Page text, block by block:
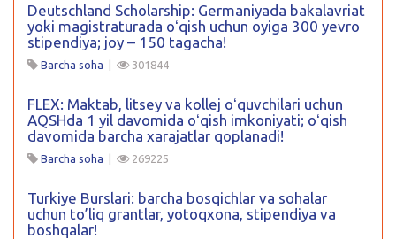
Deutschland Scholarship: Germaniyada bakalavriat
yoki magistraturada oʻqish uchun oyiga 300 yevro
stipendiya; joy – 150 tagacha!
Barcha soha | 301844
FLEX: Maktab, litsey va kollej oʻquvchilari uchun
AQSHda 1 yil davomida oʻqish imkoniyati; oʻqish
davomida barcha xarajatlar qoplanadi!
Barcha soha | 269225
Turkiye Burslari: barcha bosqichlar va sohalar
uchun to’liq grantlar, yotoqxona, stipendiya va
boshqalar!